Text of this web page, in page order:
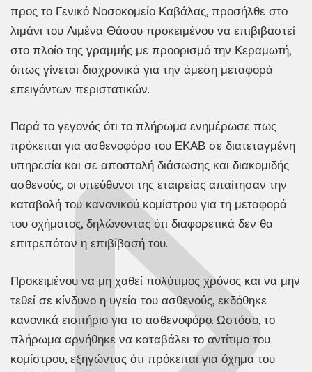
προς το Γενικό Νοσοκομείο Καβάλας, προσήλθε στο
λιμάνι του Λιμένα Θάσου προκειμένου να επιβιβαστεί
στο πλοίο της γραμμής με προορισμό την Κεραμωτή,
όπως γίνεται διαχρονικά για την άμεση μεταφορά
επειγόντων περιστατικών.
Παρά το γεγονός ότι το πλήρωμα ενημέρωσε πως
πρόκειται για ασθενοφόρο του ΕΚΑΒ σε διατεταγμένη
υπηρεσία και σε αποστολή διάσωσης και διακομιδής
ασθενούς, οι υπεύθυνοι της εταιρείας απαίτησαν την
καταβολή του κανονικού κομίστρου για τη μεταφορά
του οχήματος, δηλώνοντας ότι διαφορετικά δεν θα
επιτρεπόταν η επιβίβασή του.
Προκειμένου να μη χαθεί πολύτιμος χρόνος και να μην
τεθεί σε κίνδυνο η υγεία του ασθενούς, εκδόθηκε
κανονικά εισιτήριο για το ασθενοφόρο. Ωστόσο, το
πλήρωμα αρνήθηκε να καταβάλει το αντίτιμο του
κομίστρου, εξηγώντας ότι πρόκειται για όχημα του